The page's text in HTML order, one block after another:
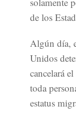
de los
Algún día,
Unidos
cancelará
toda
estatus